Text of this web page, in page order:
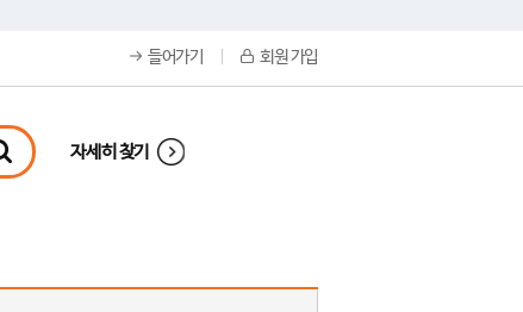
들어가기 회원 가입
자세히 찾기